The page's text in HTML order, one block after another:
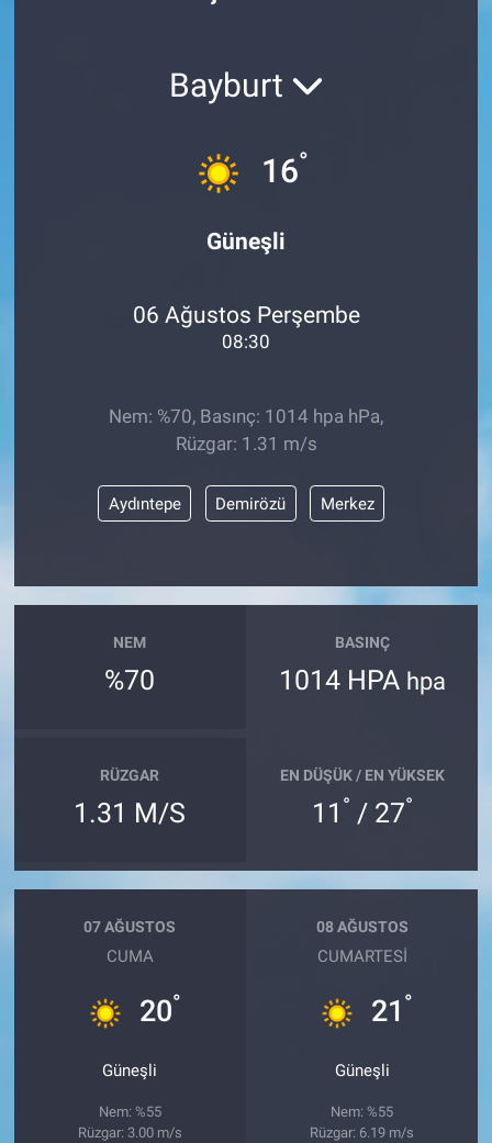
Bayburt
16°
Güneşli
06 Ağustos Perşembe
08:30
Nem: %70, Basınç: 1014 hpa hPa,
Rüzgar: 1.31 m/s
Aydıntepe Demirözü Merkez
NEM
%70
BASINÇ
1014 HPA hpa
RÜZGAR
1.31 M/S
EN DÜŞÜK / EN YÜKSEK
11 ° / 27°
07 AĞUSTOS
CUMA
20°
Güneşli
Nem: %55
Rüzgar: 3.00 m/s
08 AĞUSTOS
CUMARTESI
21 °
Güneşli
Nem: %55
Rüzgar: 6.19 m/s
Bilim ve Teknoloji